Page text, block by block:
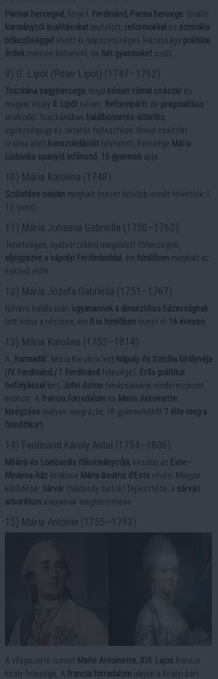
Parmai hercegné, férje I. Ferdinánd, Parma hercege . Önálló
kormányzói kvalitásokat mutatott, reformokkal és szociális
bőkezűséggel vívott ki népszerűséget. Házassága politikai
érdek mentén köttetett, de hét gyermeket szült.
9) II. Lipót (Péter Lipót) (1747–1792)
Toszkána nagyhercege, majd német-római császár és
magyar király II. Lipót néven. Reformpárti, de pragmatikus
uralkodó: Toszkánában halálbüntetés-eltörlés,
egészségügy és oktatás fejlesztése. Rövid császári
uralma alatt konszolidációt folytatott. Felesége Mária
Ludovika spanyol infánsnő, 16 gyermek apja.
10) Mária Karolina (1748)
Születése napján meghalt (nevet később ismét felvették; l.
12. pont).
11) Mária Johanna Gabriella (1750–1762)
Tehetséges, nyelvérzékkel megáldott főhercegnő,
eljegyezve a nápolyi Ferdinánddal , ám himlőben meghalt az
esküvő előtt.
12) Mária Jozefa Gabriella (1751–1767)
Nővére halála után ugyanannak a dinasztikus házasságnak
lett volna a részese, ám ő is himlőben hunyt el 16 évesen
13) Mária Karolina (1752–1814)
A „ harmadik” Mária Karolina lett Nápoly és Szicília királynéja
(IV. Ferdinánd / I. Ferdinánd felesége). Erős politikai
befolyással bírt, John Acton tanácsadóval modernizációt
indított. A francia forradalom és Marie Antoinette
kivégzése mélyen megrázta; 18 gyermekéből 7 élte meg a
felnőttkort
14) Ferdinánd Károly Antal (1754–1806)
Milánó és Lombardia főkormányzója, később az Este–
Modena-ház örököse Mária Beatrix d’Este révén. Magyar
kötődése: Sárvár (Nádasdy-birtok) fejlesztése, a sárvári
arborétum alapjainak megteremtése.
15) Mária Antónia (1755–1793)
A világszerte ismert Marie Antoinette, XVI. Lajos francia
király felesége. A francia forradalom idején a királyi párt